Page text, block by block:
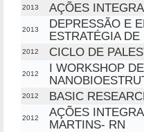
2013 AÇÕES
2013
DEPRESSÃO E
ESTRATÉGIA
2012 CICLO DE
2012
I WORKSHOP
2012 BASIC
2012
AÇÕES
MARTINS- RN